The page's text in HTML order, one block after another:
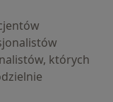
których